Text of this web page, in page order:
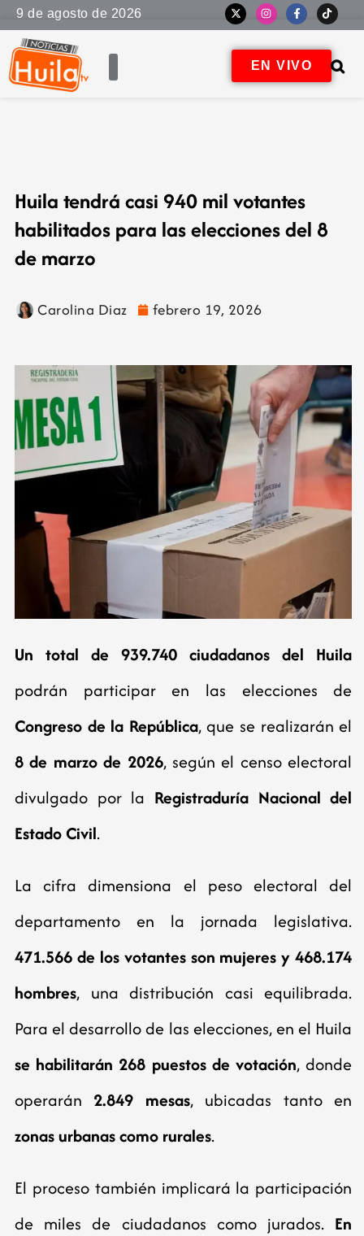
9 de agosto de 2026
EN VIVO
Huila tendrá casi 940 mil votantes
habilitados para las elecciones del 8
de marzo
Carolina Diaz febrero 19, 2026
Un total de 939.740 ciudadanos del Huila
podrán participar en las elecciones de
Congreso de la República, que se realizarán el
8 de marzo de 2026, según el censo electoral
divulgado por la Registraduría Nacional del
Estado Civil.
La cifra dimensiona el peso electoral del
departamento en la jornada legislativa.
471.566 de los votantes son mujeres y 468.174
hombres, una distribución casi equilibrada.
Para el desarrollo de las elecciones, en el Huila
se habilitarán 268 puestos de votación, donde
operarán 2.849 mesas, ubicadas tanto en
zonas urbanas como rurales.
El proceso también implicará la participación
de miles de ciudadanos como jurados. En